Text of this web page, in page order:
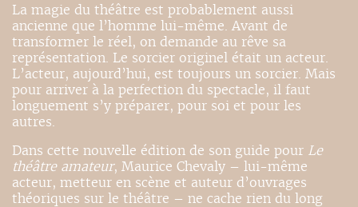
La magie du théâtre est probablement aussi
ancienne que l’homme lui-même. Avant de
transformer le réel, on demande au rêve sa
représentation. Le sorcier originel était un acteur.
L’acteur, aujourd’hui, est toujours un sorcier. Mais
pour arriver à la perfection du spectacle, il faut
longuement s’y préparer, pour soi et pour les
autres.
Dans cette nouvelle édition de son guide pour Le
théâtre amateur, Maurice Chevaly – lui-même
acteur, metteur en scène et auteur d’ouvrages
théoriques sur le théâtre – ne cache rien du long